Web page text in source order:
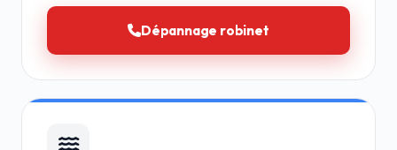
Dépannage robinet